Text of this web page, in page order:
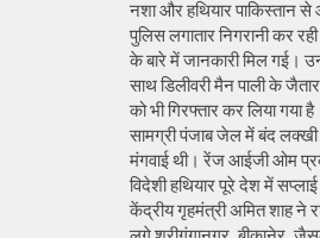
नशा और हथियार पाकिस्तान से
पुलिस लगातार निगरानी कर
के बारे में जानकारी मिल गई।
साथ डिलीवरी मैन पाली के
को भी गिरफ्तार कर लिया गया
सामग्री पंजाब जेल में बंद लक्खी
मंगवाई थी। रेंज आईजी ओम
विदेशी हथियार पूरे देश में
केंद्रीय गृहमंत्री अमित शाह ने